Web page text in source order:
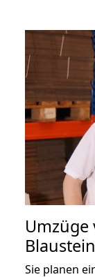
Umzüge
Sie planen